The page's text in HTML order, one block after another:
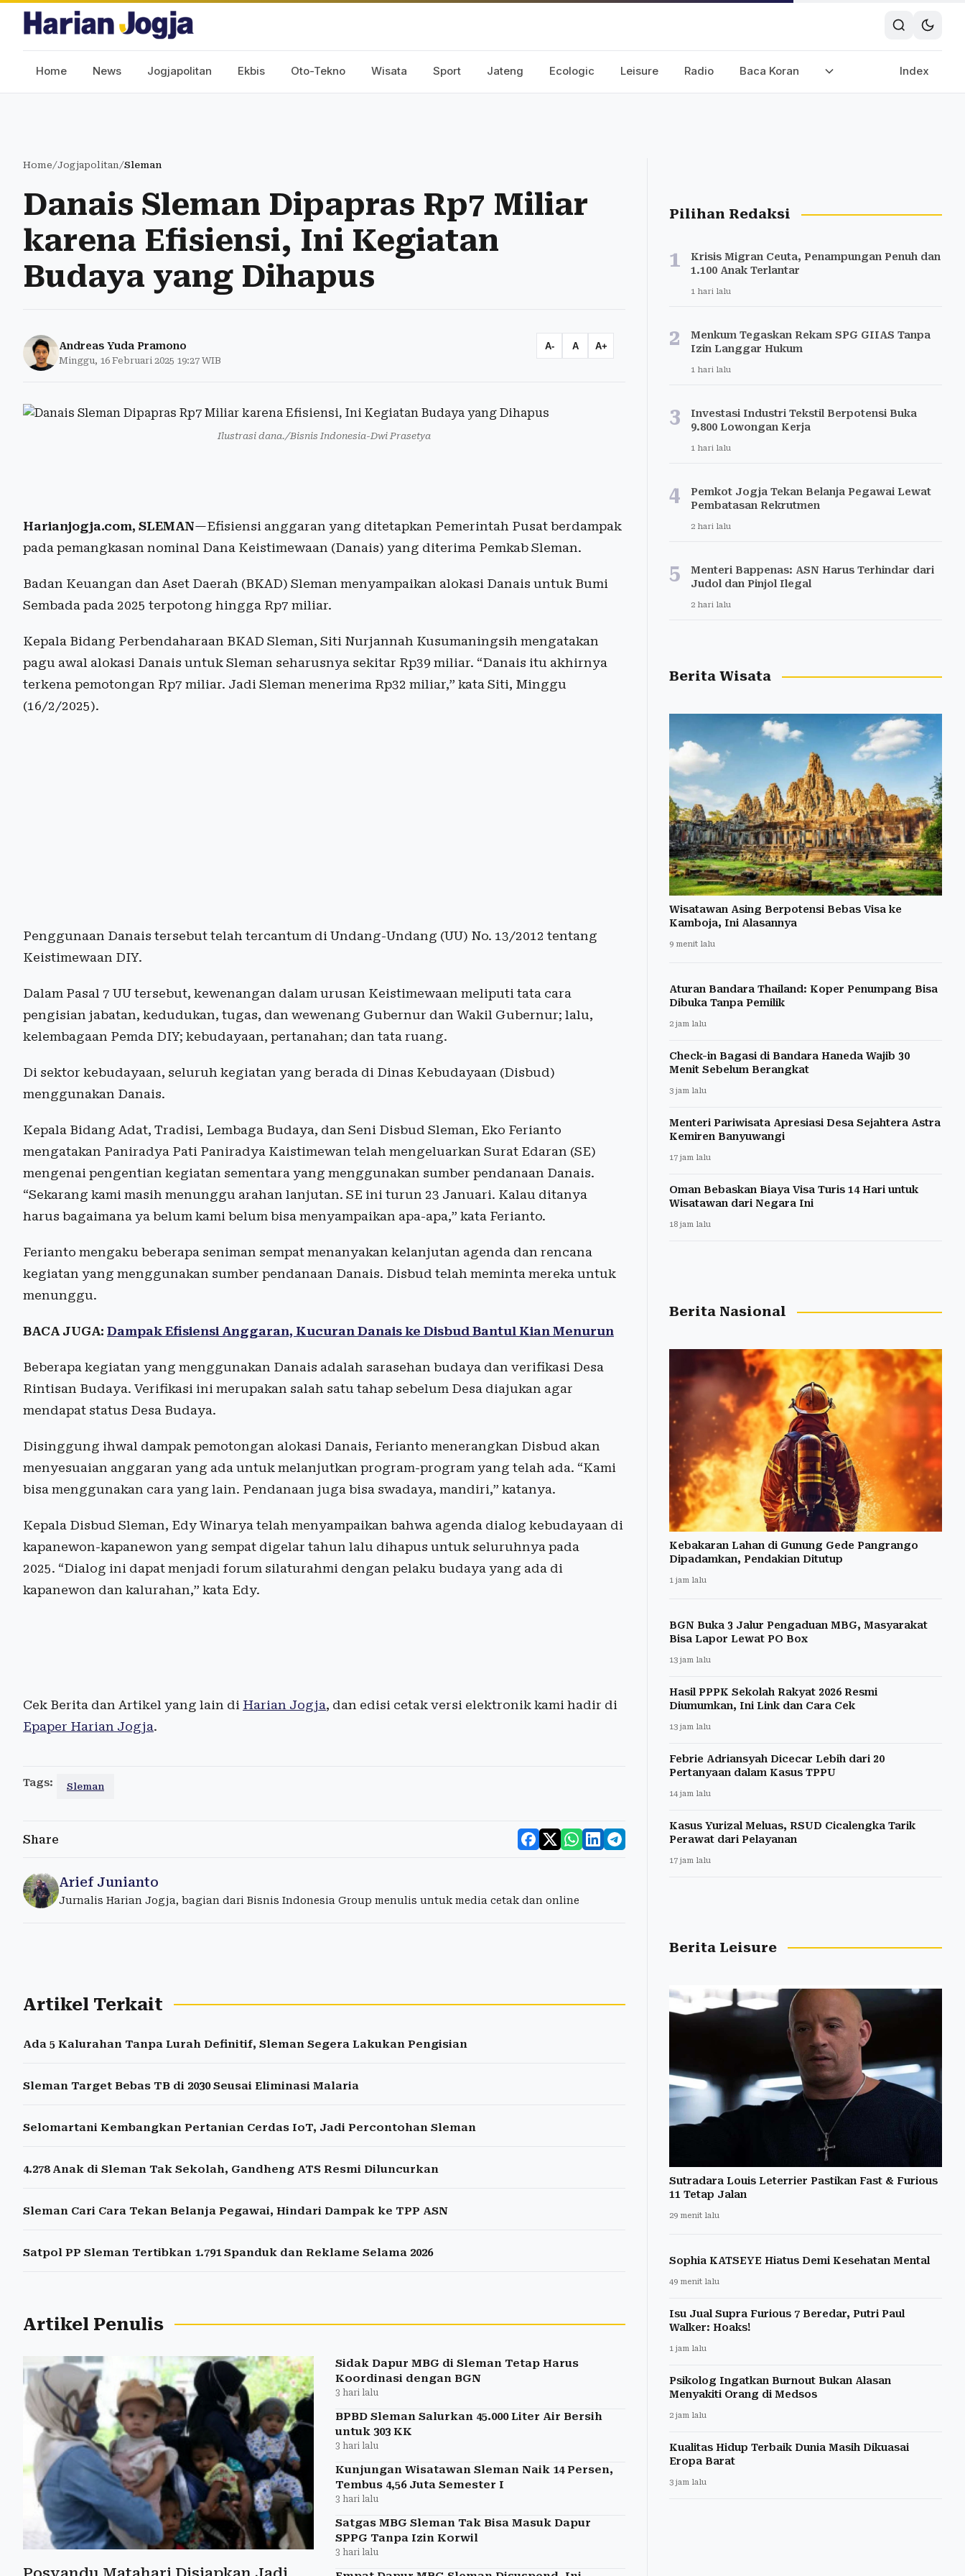
Home News Jogjapolitan Ekbis Oto-Tekno Wisata Sport Jateng Ecologic Leisure Radio Baca Koran Index
Home/Jogjapolitan/Sleman
Danais Sleman Dipapras Rp7 Miliar
karena Efisiensi, Ini Kegiatan
Budaya yang Dihapus
Andreas Yuda Pramono
Minggu, 16 Februari 2025 19:27 WIB
A- A A+
Ilustrasi dana./Bisnis Indonesia-Dwi Prasetya
Harianjogja.com, SLEMAN—Efisiensi anggaran yang ditetapkan Pemerintah Pusat berdampak
pada pemangkasan nominal Dana Keistimewaan (Danais) yang diterima Pemkab Sleman.
Badan Keuangan dan Aset Daerah (BKAD) Sleman menyampaikan alokasi Danais untuk Bumi
Sembada pada 2025 terpotong hingga Rp7 miliar.
Kepala Bidang Perbendaharaan BKAD Sleman, Siti Nurjannah Kusumaningsih mengatakan
pagu awal alokasi Danais untuk Sleman seharusnya sekitar Rp39 miliar. “Danais itu akhirnya
terkena pemotongan Rp7 miliar. Jadi Sleman menerima Rp32 miliar,” kata Siti, Minggu
(16/2/2025).
Penggunaan Danais tersebut telah tercantum di Undang-Undang (UU) No. 13/2012 tentang
Keistimewaan DIY.
Dalam Pasal 7 UU tersebut, kewenangan dalam urusan Keistimewaan meliputi tata cara
pengisian jabatan, kedudukan, tugas, dan wewenang Gubernur dan Wakil Gubernur; lalu,
kelembagaan Pemda DIY; kebudayaan, pertanahan; dan tata ruang.
Di sektor kebudayaan, seluruh kegiatan yang berada di Dinas Kebudayaan (Disbud)
menggunakan Danais.
Kepala Bidang Adat, Tradisi, Lembaga Budaya, dan Seni Disbud Sleman, Eko Ferianto
mengatakan Paniradya Pati Paniradya Kaistimewan telah mengeluarkan Surat Edaran (SE)
mengenai pengentian kegiatan sementara yang menggunakan sumber pendanaan Danais.
“Sekarang kami masih menunggu arahan lanjutan. SE ini turun 23 Januari. Kalau ditanya
harus bagaimana ya belum kami belum bisa menyampaikan apa-apa,” kata Ferianto.
Ferianto mengaku beberapa seniman sempat menanyakan kelanjutan agenda dan rencana
kegiatan yang menggunakan sumber pendanaan Danais. Disbud telah meminta mereka untuk
menunggu.
BACA JUGA: Dampak Efisiensi Anggaran, Kucuran Danais ke Disbud Bantul Kian Menurun
Beberapa kegiatan yang menggunakan Danais adalah sarasehan budaya dan verifikasi Desa
Rintisan Budaya. Verifikasi ini merupakan salah satu tahap sebelum Desa diajukan agar
mendapat status Desa Budaya.
Disinggung ihwal dampak pemotongan alokasi Danais, Ferianto menerangkan Disbud akan
menyesuaian anggaran yang ada untuk melanjutkan program-program yang telah ada. “Kami
bisa menggunakan cara yang lain. Pendanaan juga bisa swadaya, mandiri,” katanya.
Kepala Disbud Sleman, Edy Winarya telah menyampaikan bahwa agenda dialog kebudayaan di
kapanewon-kapanewon yang sempat digelar tahun lalu dihapus untuk seluruhnya pada
2025. “Dialog ini dapat menjadi forum silaturahmi dengan pelaku budaya yang ada di
kapanewon dan kalurahan,” kata Edy.
Cek Berita dan Artikel yang lain di Harian Jogja, dan edisi cetak versi elektronik kami hadir di
Epaper Harian Jogja.
Tags: Sleman
Share
Arief Junianto
Jurnalis Harian Jogja, bagian dari Bisnis Indonesia Group menulis untuk media cetak dan online
Artikel Terkait
Ada 5 Kalurahan Tanpa Lurah Definitif, Sleman Segera Lakukan Pengisian
Sleman Target Bebas TB di 2030 Seusai Eliminasi Malaria
Selomartani Kembangkan Pertanian Cerdas IoT, Jadi Percontohan Sleman
4.278 Anak di Sleman Tak Sekolah, Gandheng ATS Resmi Diluncurkan
Sleman Cari Cara Tekan Belanja Pegawai, Hindari Dampak ke TPP ASN
Satpol PP Sleman Tertibkan 1.791 Spanduk dan Reklame Selama 2026
Artikel Penulis
Sidak Dapur MBG di Sleman Tetap Harus
Koordinasi dengan BGN
3 hari lalu
BPBD Sleman Salurkan 45.000 Liter Air Bersih
untuk 303 KK
3 hari lalu
Kunjungan Wisatawan Sleman Naik 14 Persen,
Tembus 4,56 Juta Semester I
3 hari lalu
Satgas MBG Sleman Tak Bisa Masuk Dapur
SPPG Tanpa Izin Korwil
3 hari lalu
Pilihan Redaksi
1
Krisis Migran Ceuta, Penampungan Penuh dan
1.100 Anak Terlantar
1 hari lalu
2
Menkum Tegaskan Rekam SPG GIIAS Tanpa
Izin Langgar Hukum
1 hari lalu
3
Investasi Industri Tekstil Berpotensi Buka
9.800 Lowongan Kerja
1 hari lalu
4
Pemkot Jogja Tekan Belanja Pegawai Lewat
Pembatasan Rekrutmen
2 hari lalu
5
Menteri Bappenas: ASN Harus Terhindar dari
Judol dan Pinjol Ilegal
2 hari lalu
Berita Wisata
Wisatawan Asing Berpotensi Bebas Visa ke
Kamboja, Ini Alasannya
9 menit lalu
Aturan Bandara Thailand: Koper Penumpang Bisa
Dibuka Tanpa Pemilik
2 jam lalu
Check-in Bagasi di Bandara Haneda Wajib 30
Menit Sebelum Berangkat
3 jam lalu
Menteri Pariwisata Apresiasi Desa Sejahtera Astra
Kemiren Banyuwangi
17 jam lalu
Oman Bebaskan Biaya Visa Turis 14 Hari untuk
Wisatawan dari Negara Ini
18 jam lalu
Berita Nasional
Kebakaran Lahan di Gunung Gede Pangrango
Dipadamkan, Pendakian Ditutup
1 jam lalu
BGN Buka 3 Jalur Pengaduan MBG, Masyarakat
Bisa Lapor Lewat PO Box
13 jam lalu
Hasil PPPK Sekolah Rakyat 2026 Resmi
Diumumkan, Ini Link dan Cara Cek
13 jam lalu
Febrie Adriansyah Dicecar Lebih dari 20
Pertanyaan dalam Kasus TPPU
14 jam lalu
Kasus Yurizal Meluas, RSUD Cicalengka Tarik
Perawat dari Pelayanan
17 jam lalu
Berita Leisure
Sutradara Louis Leterrier Pastikan Fast & Furious
11 Tetap Jalan
29 menit lalu
Sophia KATSEYE Hiatus Demi Kesehatan Mental
49 menit lalu
Isu Jual Supra Furious 7 Beredar, Putri Paul
Walker: Hoaks!
1 jam lalu
Psikolog Ingatkan Burnout Bukan Alasan
Menyakiti Orang di Medsos
2 jam lalu
Kualitas Hidup Terbaik Dunia Masih Dikuasai
Eropa Barat
3 jam lalu